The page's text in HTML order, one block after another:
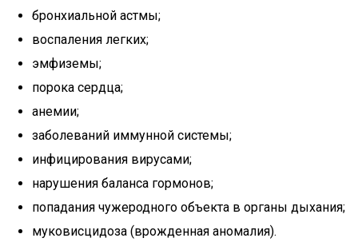
бронхиальной астмы;
воспаления легких;
эмфиземы;
порока сердца;
анемии;
заболеваний иммунной системы;
инфицирования вирусами;
нарушения баланса гормонов;
попадания чужеродного объекта в органы дыхания;
муковисцидоза (врожденная аномалия).